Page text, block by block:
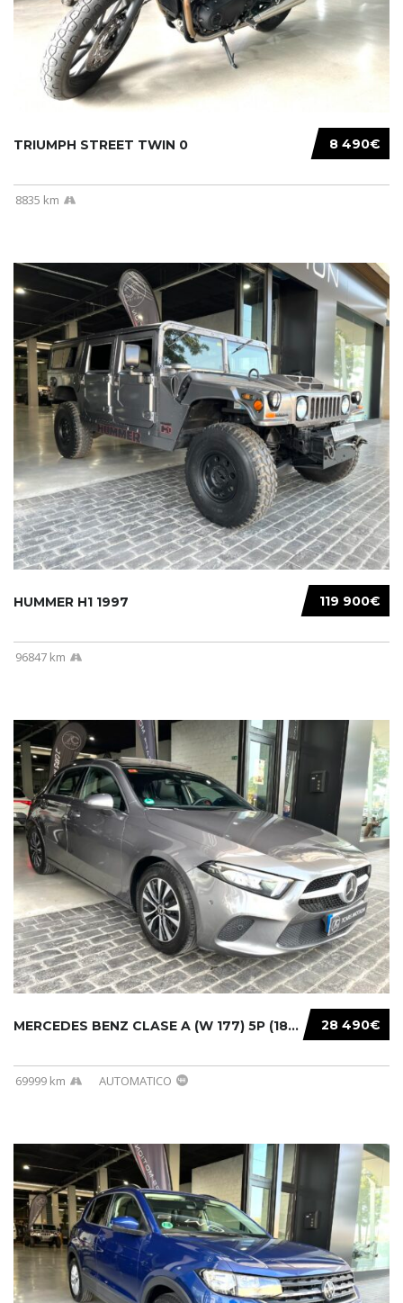
8 490€
TRIUMPH STREET TWIN 0
8835 km
119 900€
HUMMER H1 1997
96847 km
28 490€
MERCEDES BENZ CLASE A (W 177) 5P (18-) 2020....
69999 km AUTOMATICO